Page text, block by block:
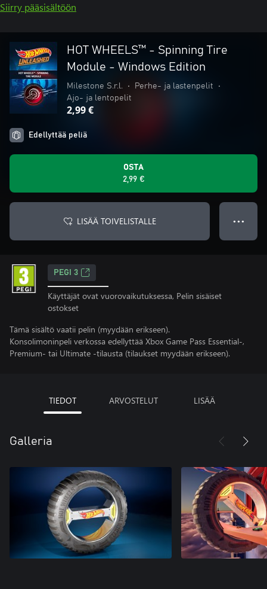
Siirry pääsisältöön
HOT WHEELS™ - Spinning Tire
Module - Windows Edition
Milestone S.r.l. • Perhe- ja lastenpelit
•
Ajo- ja lentopelit
2,99 €
Edellyttää peliä
OSTA
2,99 €
LISÄÄ TOIVELISTALLE ● ● ●
PEGI 3
Käyttäjät ovat vuorovaikutuksessa, Pelin sisäiset
ostokset
Tämä sisältö vaatii pelin (myydään erikseen).
Konsolimoninpeli verkossa edellyttää Xbox Game Pass Essential-,
Premium- tai Ultimate -tilausta (tilaukset myydään erikseen).
TIEDOT ARVOSTELUT LISÄÄ
Galleria